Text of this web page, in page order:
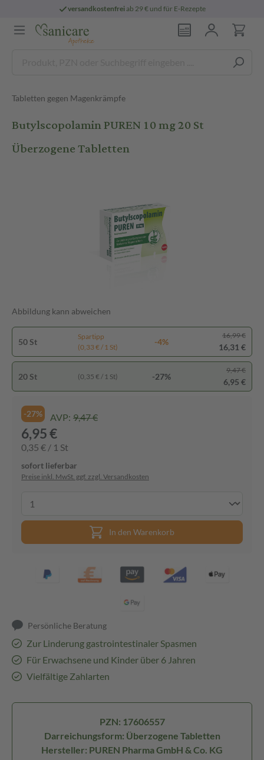
versandkostenfreiab 29 € und für E-Rezepte
Tabletten gegen Magenkrämpfe
Butylscopolamin PUREN 10 mg 20 St
Überzogene Tabletten
Abbildung kann abweichen
50 St
Spartipp
(0,33 € / 1 St)
-4%
16,99 €
16,31 €
20 St (0,35 € / 1 St) -27%
9,47 €
6,95 €
-27% AVP: 9,47 €
6,95 €
0,35 € / 1 St
sofort lieferbar
Preise inkl. MwSt. ggf. zzgl. Versandkosten
In den Warenkorb
Persönliche Beratung
Zur Linderung gastrointestinaler Spasmen
Für Erwachsene und Kinder über 6 Jahren
Vielfältige Zahlarten
PZN: 17606557
Darreichungsform: Überzogene Tabletten
Hersteller: PUREN Pharma GmbH & Co. KG